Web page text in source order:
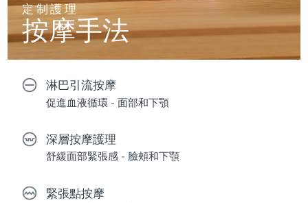
定制護理
按摩手法
淋巴引流按摩
促進血液循環 - 面部和下顎
深層按摩護理
舒緩面部緊張感 - 臉頰和下顎
緊張點按摩